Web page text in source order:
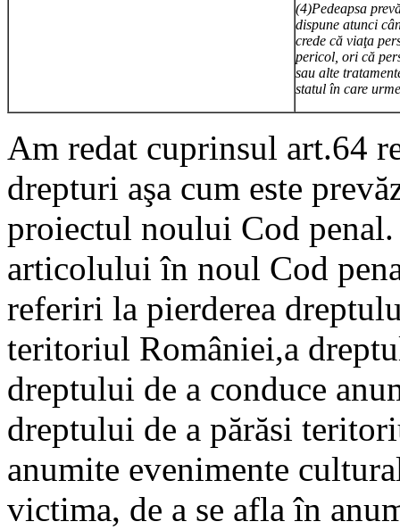
(4)Pedeapsa
dispune atunci
crede că viaţa
pericol, ori că
sau alte
statul în care
Am redat cuprinsul art.64
drepturi aşa cum este
proiectul noului Cod
articolului în noul Cod
referiri la pierderea
teritoriul României,a
dreptului de a conduce
dreptului de a părăsi
anumite evenimente
victima, de a se afla în